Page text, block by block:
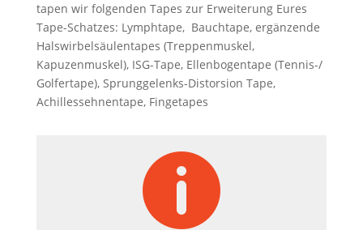
tapen wir folgenden Tapes zur Erweiterung Eures
Tape-Schatzes: Lymphtape, Bauchtape, ergänzende
Halswirbelsäulentapes (Treppenmuskel,
Kapuzenmuskel), ISG-Tape, Ellenbogentape (Tennis-/
Golfertape), Sprunggelenks-Distorsion Tape,
Achillessehnentape, Fingetapes
